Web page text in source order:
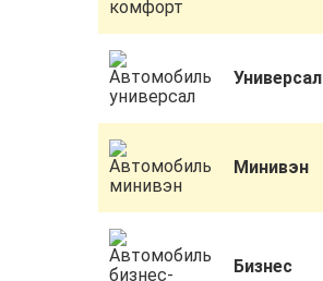
Универсал
Минивэн
Бизнес